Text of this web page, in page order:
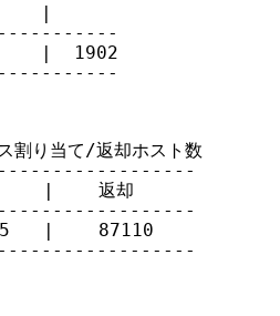
|
|  1902
割り当て/返却ホスト数 >>
|    返却
|    87110